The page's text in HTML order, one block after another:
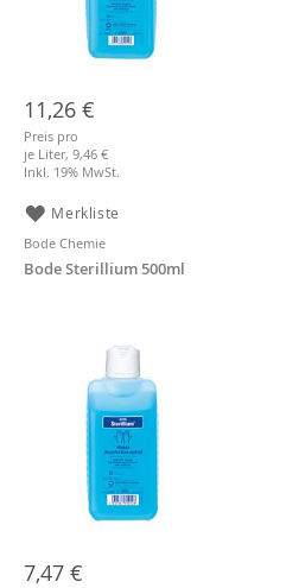
11,26 €
Preis pro
je Liter,9,46 €
Inkl. 19% MwSt.
Merkliste
Bode Chemie
Bode Sterillium 500ml
7,47 €